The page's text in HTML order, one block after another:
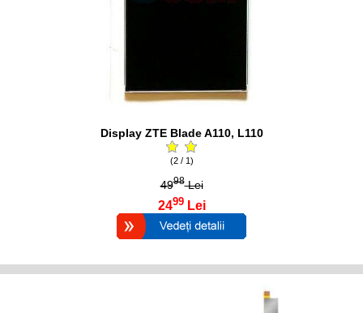
Display ZTE Blade A110, L110
(2 / 1)
4998Lei
2499 Lei